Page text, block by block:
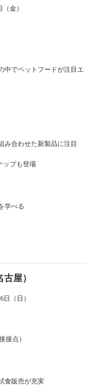
金）
中でペットフードが注目エ
み合わせた新製品に注目
ップも登場
学べる
屋）
（日）
接点）
食販売が充実